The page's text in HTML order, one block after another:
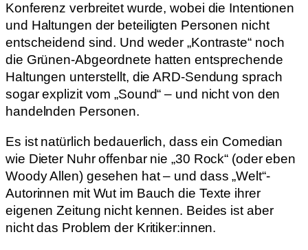
Konferenz verbreitet wurde, wobei die Intentionen
und Haltungen der beteiligten Personen nicht
entscheidend sind. Und weder „Kontraste“ noch
die Grünen-Abgeordnete hatten entsprechende
Haltungen unterstellt, die ARD-Sendung sprach
sogar explizit vom „Sound“ – und nicht von den
handelnden Personen.
Es ist natürlich bedauerlich, dass ein Comedian
wie Dieter Nuhr offenbar nie „30 Rock“ (oder eben
Woody Allen) gesehen hat – und dass „Welt“-
Autorinnen mit Wut im Bauch die Texte ihrer
eigenen Zeitung nicht kennen. Beides ist aber
nicht das Problem der Kritiker:innen.